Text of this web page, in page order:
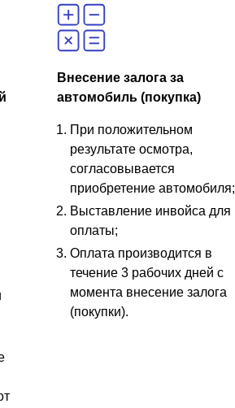
Внесение залога за
автомобиль (покупка)
При положительном
результате осмотра,
согласовывается
приобретение автомобиля;
Выставление инвойса для
оплаты;
Оплата производится в
течение 3 рабочих дней с
момента внесение залога
(покупки).